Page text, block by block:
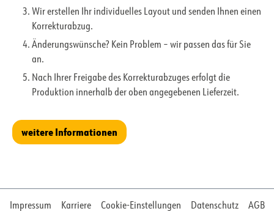
Wir erstellen Ihr individuelles Layout und senden Ihnen einen
Korrekturabzug.
Änderungswünsche? Kein Problem – wir passen das für Sie
an.
Nach Ihrer Freigabe des Korrekturabzuges erfolgt die
Produktion innerhalb der oben angegebenen Lieferzeit.
weitere Informationen
Impressum Karriere Cookie-Einstellungen Datenschutz AGB